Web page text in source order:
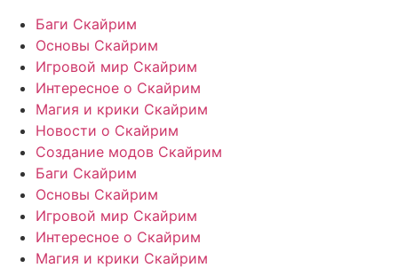
Баги Скайрим
Основы Скайрим
Игровой мир Скайрим
Интересное о Скайрим
Магия и крики Скайрим
Новости о Скайрим
Создание модов Скайрим
Баги Скайрим
Основы Скайрим
Игровой мир Скайрим
Интересное о Скайрим
Магия и крики Скайрим